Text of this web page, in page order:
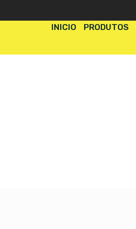
INICIO PRODUTOS